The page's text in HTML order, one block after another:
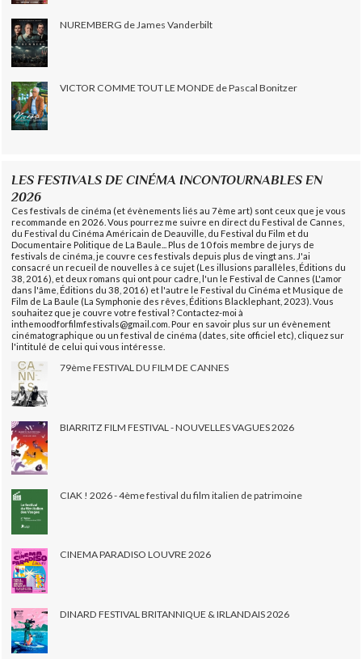
NUREMBERG de James Vanderbilt
VICTOR COMME TOUT LE MONDE de Pascal Bonitzer
LES FESTIVALS DE CINÉMA INCONTOURNABLES EN
2026
Ces festivals de cinéma (et évènements liés au 7ème art) sont ceux que je vous
recommande en 2026. Vous pourrez me suivre en direct du Festival de Cannes,
du Festival du Cinéma Américain de Deauville, du Festival du Film et du
Documentaire Politique de La Baule... Plus de 10 fois membre de jurys de
festivals de cinéma, je couvre ces festivals depuis plus de vingt ans. J'ai
consacré un recueil de nouvelles à ce sujet (Les illusions parallèles, Éditions du
38, 2016), et deux romans qui ont pour cadre, l'un le Festival de Cannes (L'amor
dans l'âme, Éditions du 38, 2016) et l'autre le Festival du Cinéma et Musique de
Film de La Baule (La Symphonie des rêves, Éditions Blacklephant, 2023). Vous
souhaitez que je couvre votre festival ? Contactez-moi à
inthemoodforfilmfestivals@gmail.com. Pour en savoir plus sur un évènement
cinématographique ou un festival de cinéma (dates, site officiel etc), cliquez sur
l'intitulé de celui qui vous intéresse.
79ème FESTIVAL DU FILM DE CANNES
BIARRITZ FILM FESTIVAL - NOUVELLES VAGUES 2026
CIAK ! 2026 - 4ème festival du film italien de patrimoine
CINEMA PARADISO LOUVRE 2026
DINARD FESTIVAL BRITANNIQUE & IRLANDAIS 2026